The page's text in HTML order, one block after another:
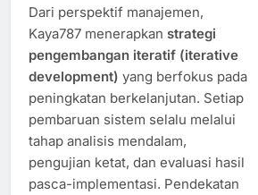
Dari perspektif manajemen,
Kaya787 menerapkan strategi
pengembangan iteratif (iterative
development) yang berfokus pada
peningkatan berkelanjutan. Setiap
pembaruan sistem selalu melalui
tahap analisis mendalam,
pengujian ketat, dan evaluasi hasil
pasca-implementasi. Pendekatan